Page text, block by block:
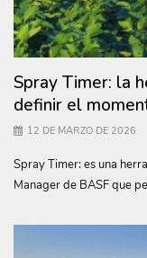
Spray Timer: la
definir el
12 DE MARZO DE 2026
Spray Timer: es una
Manager de BASF que